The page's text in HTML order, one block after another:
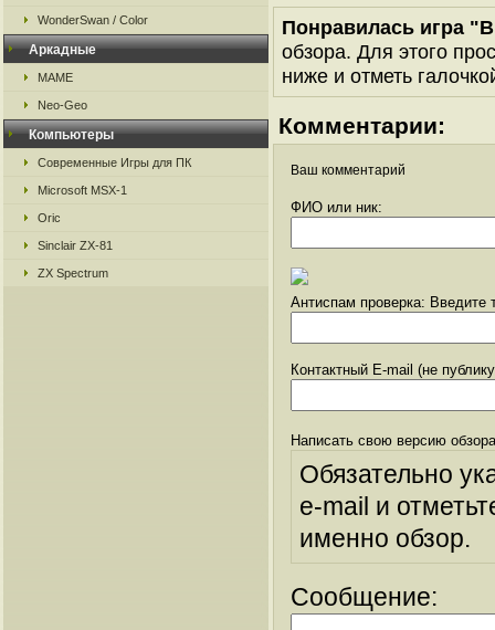
WonderSwan / Color
Аркадные
MAME
Neo-Geo
Компьютеры
Современные Игры для ПК
Microsoft MSX-1
Oric
Sinclair ZX-81
ZX Spectrum
Понравилась игра
обзора. Для этого
ниже и отметь
Комментарии:
Ваш комментарий
ФИО или ник:
Антиспам проверка: Введите
Контактный E-mail (не
Написать свою версию
Обязательно
e-mail и
именно обзор.
Сообщение: